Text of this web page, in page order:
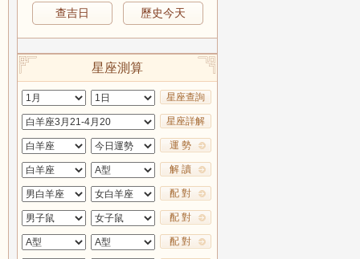
查吉日 歷史今天
星座測算
星座查詢
星座詳解
運 勢
解 讀
配 對
配 對
配 對